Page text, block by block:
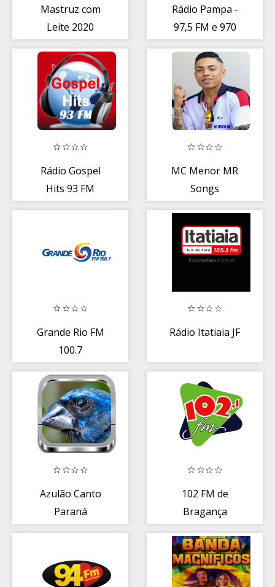
Mastruz com
Leite 2020
Internet
Rádio Pampa -
97,5 FM e 970
Rádio Gospel
Hits 93 FM
MC Menor MR
Songs
Grande Rio FM
100.7
Rádio Itatiaia JF
Azulão Canto
Paraná
102 FM de
Bragança